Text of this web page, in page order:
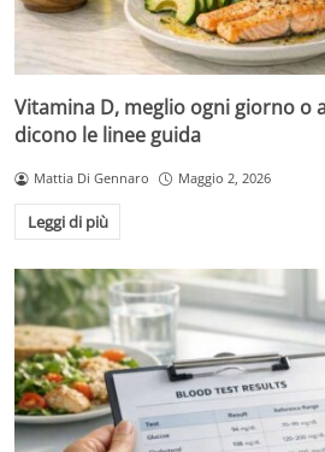
Vitamina D, meglio ogni giorno o
dicono le linee guida
Mattia Di Gennaro Maggio 2, 2026
Leggi di più